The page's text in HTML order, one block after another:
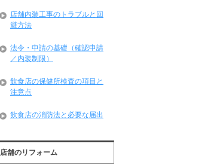
店舗内装工事のトラブルと回
避方法
法令・申請の基礎（確認申請
／内装制限）
飲食店の保健所検査の項目と
注意点
飲食店の消防法と必要な届出
店舗のリフォーム